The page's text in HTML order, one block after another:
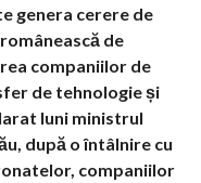
genera cerere de
de
companiilor de
de tehnologie și
luni ministrul
după o întâlnire cu
companiilor